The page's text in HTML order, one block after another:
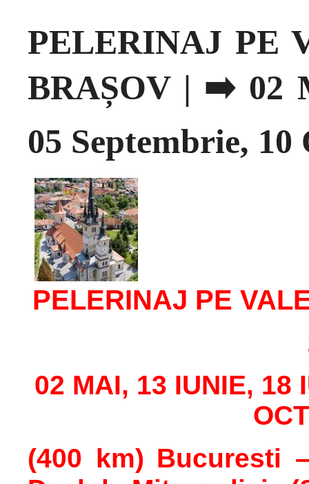
PELERINAJ PE
BRAȘOV | ➡️ 02
05 Septembrie,
PELERINAJ PE
02 MAI, 13 IUNIE, 18
(400 km) Bucuresti